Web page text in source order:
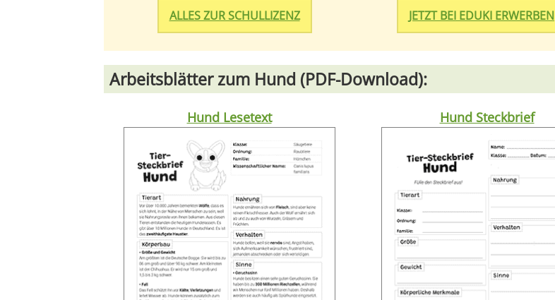
ALLES ZUR SCHULLIZENZ JETZT BEI EDUKI ERWERBEN
Arbeitsblätter zum Hund (PDF-Download):
Hund Lesetext Hund Steckbrief